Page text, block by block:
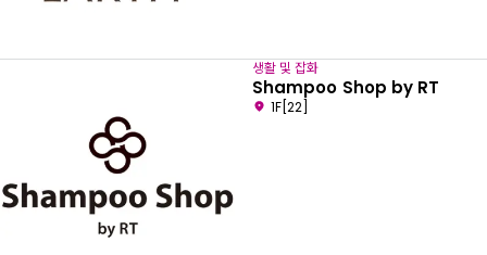
생활 및 잡화
Shampoo Shop by RT
1F[22]